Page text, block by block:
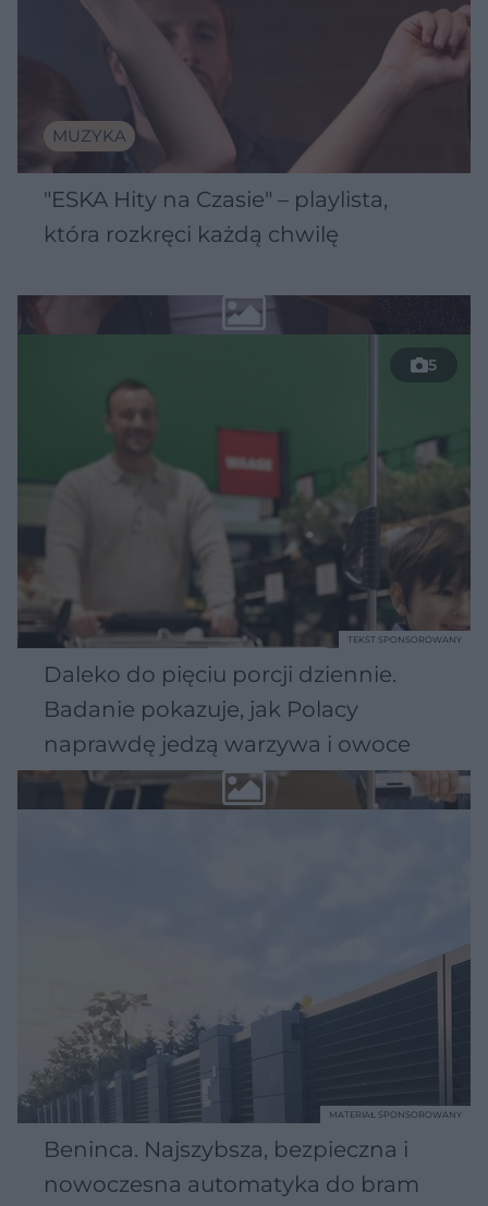
MUZYKA
"ESKA Hity na Czasie" – playlista,
która rozkręci każdą chwilę
5
Daleko do pięciu porcji dziennie.
Badanie pokazuje, jak Polacy
naprawdę jedzą warzywa i owoce
TEKST SPONSOROWANY
Beninca. Najszybsza, bezpieczna i
nowoczesna automatyka do bram
MATERIAŁ SPONSOROWANY